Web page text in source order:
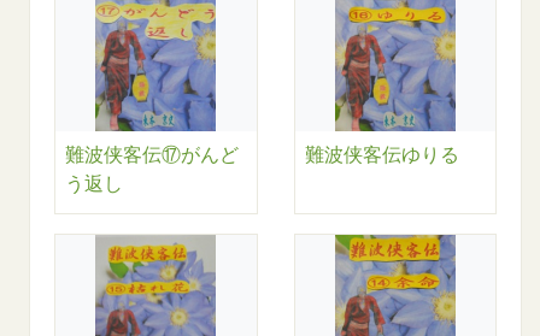
難波侠客伝⑰がんど
う返し
難波侠客伝ゆりる